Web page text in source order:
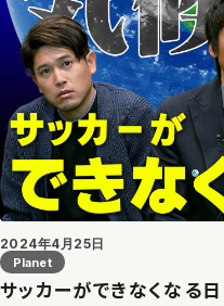
2024年4月25日
Planet
サッカーができなくなる